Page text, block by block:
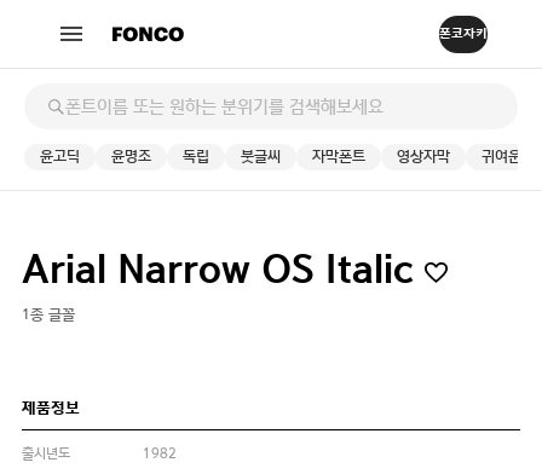
윤고딕 윤명조 독립 붓글씨 자막폰트 영상자막 귀여운
Arial Narrow OS Italic
1종 글꼴
제품정보
출시년도
1982